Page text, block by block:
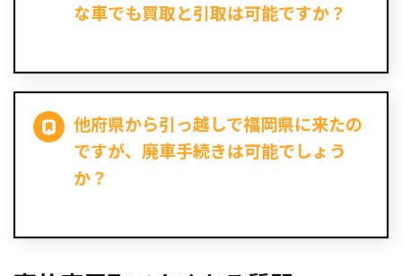
な車でも買取と引取は可能ですか？
他府県から引っ越しで福岡県に来たの
ですが、廃車手続きは可能でしょう
か？